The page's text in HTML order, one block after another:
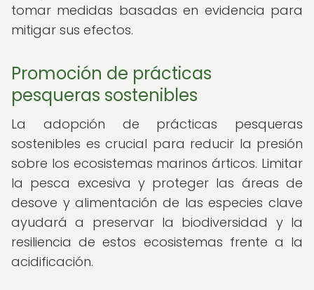
tomar medidas basadas en evidencia para
mitigar sus efectos.
Promoción de prácticas
pesqueras sostenibles
La adopción de prácticas pesqueras
sostenibles es crucial para reducir la presión
sobre los ecosistemas marinos árticos. Limitar
la pesca excesiva y proteger las áreas de
desove y alimentación de las especies clave
ayudará a preservar la biodiversidad y la
resiliencia de estos ecosistemas frente a la
acidificación.